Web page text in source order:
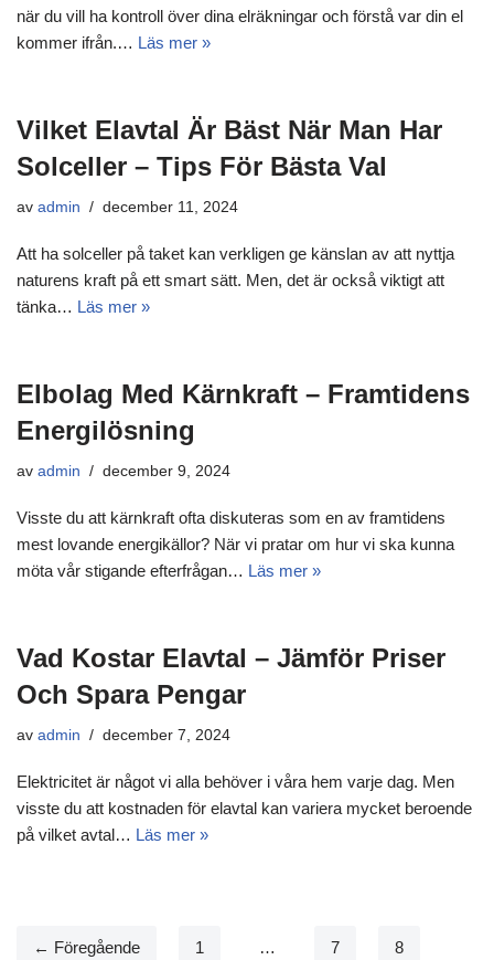
när du vill ha kontroll över dina elräkningar och förstå var din el
kommer ifrån.… Läs mer »
Vilket Elavtal Är Bäst När Man Har
Solceller – Tips För Bästa Val
av admin december 11, 2024
Att ha solceller på taket kan verkligen ge känslan av att nyttja
naturens kraft på ett smart sätt. Men, det är också viktigt att
tänka… Läs mer »
Elbolag Med Kärnkraft – Framtidens
Energilösning
av admin december 9, 2024
Visste du att kärnkraft ofta diskuteras som en av framtidens
mest lovande energikällor? När vi pratar om hur vi ska kunna
möta vår stigande efterfrågan… Läs mer »
Vad Kostar Elavtal – Jämför Priser
Och Spara Pengar
av admin december 7, 2024
Elektricitet är något vi alla behöver i våra hem varje dag. Men
visste du att kostnaden för elavtal kan variera mycket beroende
på vilket avtal… Läs mer »
← Föregående 1 … 7 8